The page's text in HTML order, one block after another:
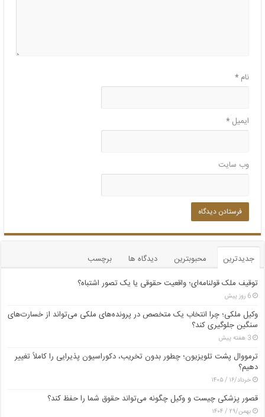
نام*
ایمیل*
وب‌ سایت
جدیدترین محبوبترین دیدگاه ها
برچسب
توقیف ملک قولنامه‌ای؛ واقعیت حقوقی یا یک تصور اشتباه؟
6 روز پیش
وکیل ملکی؛ چرا انتخاب یک متخصص در پرونده‌های ملکی می‌تواند از خسارت‌های
سنگین جلوگیری کند؟
3 هفته پیش
ترمووال پشت تلویزیون؛ چطور بدون تخریب، دکوراسیون پذیرایی را کاملاً تغییر
دهیم؟
خرداد/۱۶ / ۱۴۰۵
قصور پزشکی چیست و وکیل چگونه می‌تواند حقوق شما را حفظ کند؟
بهمن/۲۹ / ۱۴۰۴